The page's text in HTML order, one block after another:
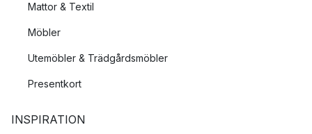
Mattor & Textil
Möbler
Utemöbler & Trädgårdsmöbler
Presentkort
INSPIRATION